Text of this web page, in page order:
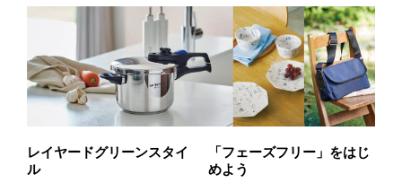
レイヤードグリーンスタイ
ル
「フェーズフリー」をはじ
めよう